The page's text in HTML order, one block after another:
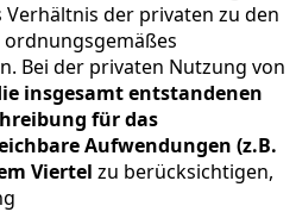
der privaten zu den
Bei der privaten Nutzung von
insgesamt entstandenen
für das
Aufwendungen (z.B.
Viertel zu berücksichtigen,